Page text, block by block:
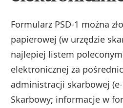
Formularz PSD‑1 można
papierowej (w urzędzie
najlepiej listem
elektronicznej za
administracji skarbowej
Skarbowy; informacje w